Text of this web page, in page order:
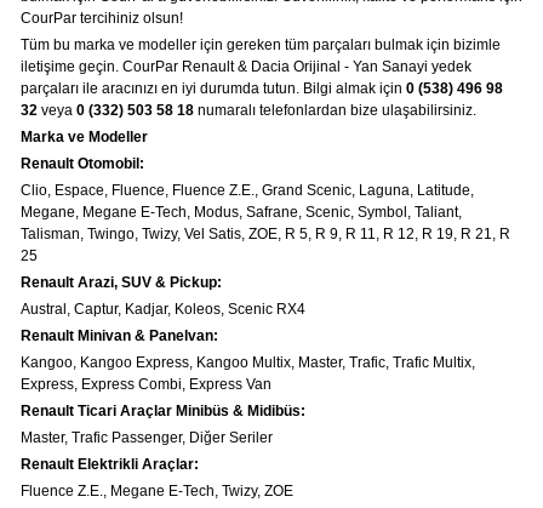
Elektronik Aksamlar
Renault, Dacia ve Nisan marka araçlara ait
orjinal elektronik parçalar Courpar’da
periyodik bakım ürünleri Courpar’da
Diğer Ürünler
Otomobil, Suv, arazi ve ticari araçlar için
gerekli sarf malzemeler Courpar’da
Telefon ve Whatsapp
desteği
CourPar tercihiniz olsun!
Tüm bu marka ve modeller için gereken tüm parçaları bulmak için bizimle
iletişime geçin. CourPar Renault & Dacia Orijinal - Yan Sanayi yedek
parçaları ile aracınızı en iyi durumda tutun. Bilgi almak için 0 (538) 496 98
32veya 0 (332) 503 58 18numaralı telefonlardan bize ulaşabilirsiniz.
Marka ve Modeller
Renault Otomobil:
Clio, Espace, Fluence, Fluence Z.E., Grand Scenic, Laguna, Latitude,
Megane, Megane E-Tech, Modus, Safrane, Scenic, Symbol, Taliant,
Talisman, Twingo, Twizy, Vel Satis, ZOE, R 5, R 9, R 11, R 12, R 19, R 21, R
25
Renault Arazi, SUV & Pickup:
Austral, Captur, Kadjar, Koleos, Scenic RX4
Renault Minivan & Panelvan:
Kangoo, Kangoo Express, Kangoo Multix, Master, Trafic, Trafic Multix,
Express, Express Combi, Express Van
Renault Ticari Araçlar Minibüs & Midibüs:
Master, Trafic Passenger, Diğer Seriler
Renault Elektrikli Araçlar:
Fluence Z.E., Megane E-Tech, Twizy, ZOE